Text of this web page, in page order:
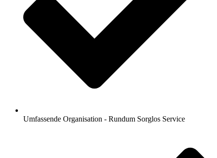
Umfassende Organisation - Rundum Sorglos Service